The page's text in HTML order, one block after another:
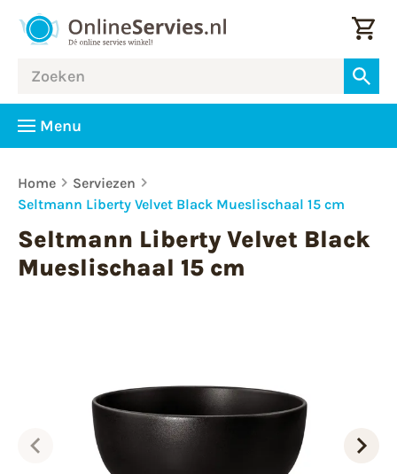
Menu
Home
Serviezen
Seltmann Liberty Velvet Black Mueslischaal 15 cm
Seltmann Liberty Velvet Black
Mueslischaal 15 cm